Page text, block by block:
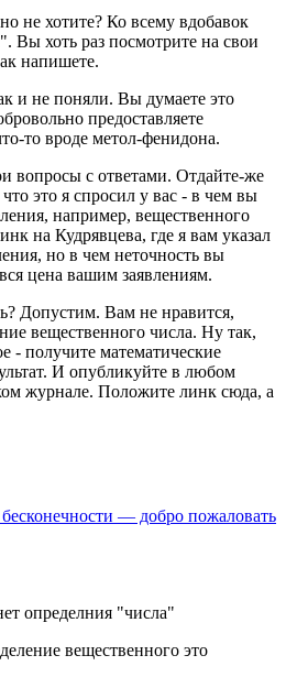
не хотите? Ко всему вдобавок
Вы хоть раз посмотрите на свои
напишете.
и не поняли. Вы думаете это
предоставляете
то вроде метол-фенидона.
вопросы с ответами. Отдайте-же
это я спросил у вас - в чем вы
например, вещественного
на Кудрявцева, где я вам указал
но в чем неточность вы
цена вашим заявлениям.
Допустим. Вам не нравится,
вещественного числа. Ну так,
- получите математические
И опубликуйте в любом
журнале. Положите линк сюда, а
— добро пожаловать
определния "числа"
вещественного это